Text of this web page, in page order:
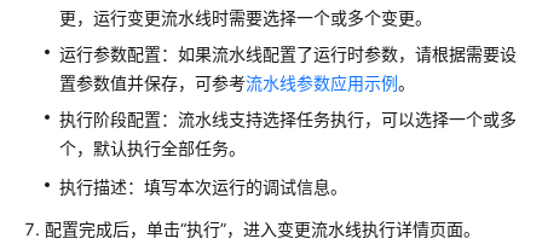
更，运行变更流水线时需要选择一个或多个变更。
运行参数配置：如果流水线配置了运行时参数，请根据需要设
置参数值并保存，可参考流水线参数应用示例。
执行阶段配置：流水线支持选择任务执行，可以选择一个或多
个，默认执行全部任务。
执行描述：填写本次运行的调试信息。
配置完成后，单击“执行”，进入变更流水线执行详情页面。